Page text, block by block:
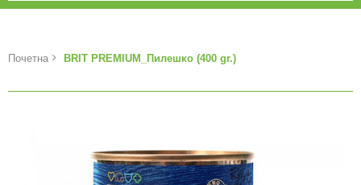
Почетна BRIT PREMIUM_Пилешко (400 gr.)